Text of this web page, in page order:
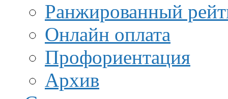
Ранжированный
Онлайн оплата
Профориентация
Архив